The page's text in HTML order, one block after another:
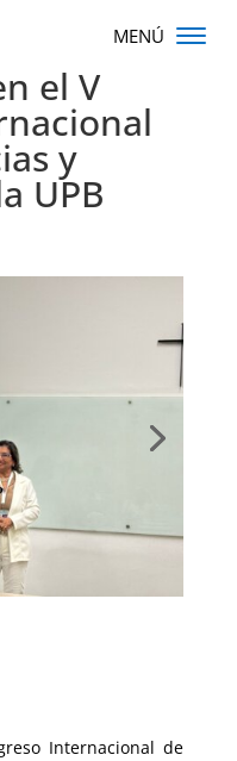
el V
y
UPB
Internacional de